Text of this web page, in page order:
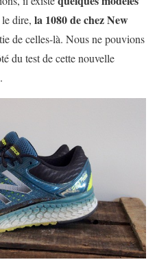
dire, la 1080 de chez New
de celles-là. Nous ne pouvions
du test de cette nouvelle